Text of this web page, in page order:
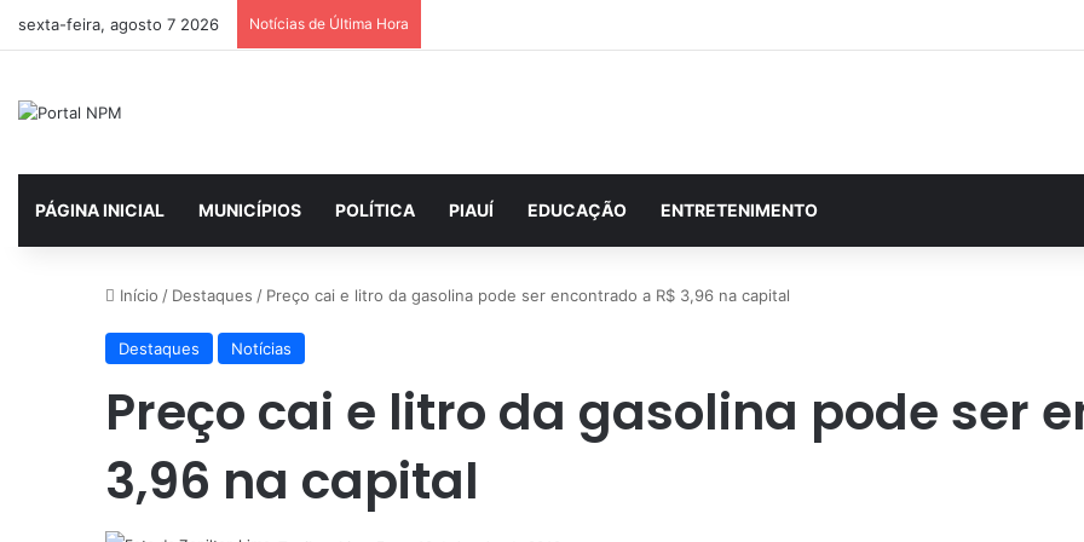
sexta-feira, agosto 7 2026 Notícias de Última Hora
PÁGINA INICIAL MUNICÍPIOS POLÍTICA PIAUÍ EDUCAÇÃO ENTRETENIMENTO
Início / Destaques / Preço cai e litro da gasolina pode ser encontrado a R$ 3,96 na capital
Destaques Notícias
Preço cai e litro da gasolina pode ser
3,96 na capital